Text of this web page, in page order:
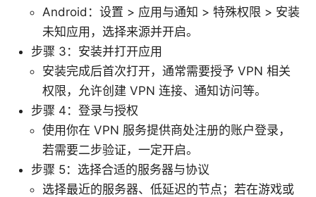
Android：设置 > 应用与通知 > 特殊权限 > 安装
未知应用，选择来源并开启。
步骤 3：安装并打开应用
安装完成后首次打开，通常需要授予 VPN 相关
权限，允许创建 VPN 连接、通知访问等。
步骤 4：登录与授权
使用你在 VPN 服务提供商处注册的账户登录，
若需要二步验证，一定开启。
步骤 5：选择合适的服务器与协议
选择最近的服务器、低延迟的节点；若在游戏或